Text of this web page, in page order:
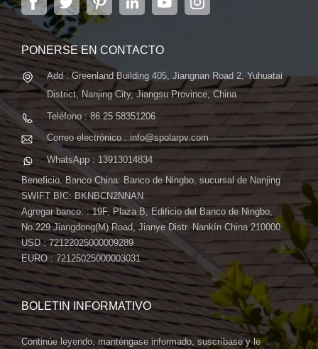
superficie de 6.000 m2, cuenta con sistemas
automáticos avanzados...
PONERSE EN CONTACTO
Add : Greenland Building 405, Jiangnan Road 2, Yuhuatai
District, Nanjing City, Jiangsu Province, China
Teléfono : 86 25 58351206
Correo electrónico : info@spolarpv.com
WhatsApp : 13913014834
Beneficio. Banco China: Banco de Ningbo, sucursal de Nanjing
SWIFT BIC: BKNBCN2NNAN
Agregar banco. : 19F, Plaza B, Edificio del Banco de Ningbo,
No.229 Jiangdong(M) Road, Jianye Distr. Nankín China 210000
USD : 72122025000009289
EURO : 72125025000003031
BOLETIN INFORMATIVO
Continúe leyendo, manténgase informado, suscríbase y le